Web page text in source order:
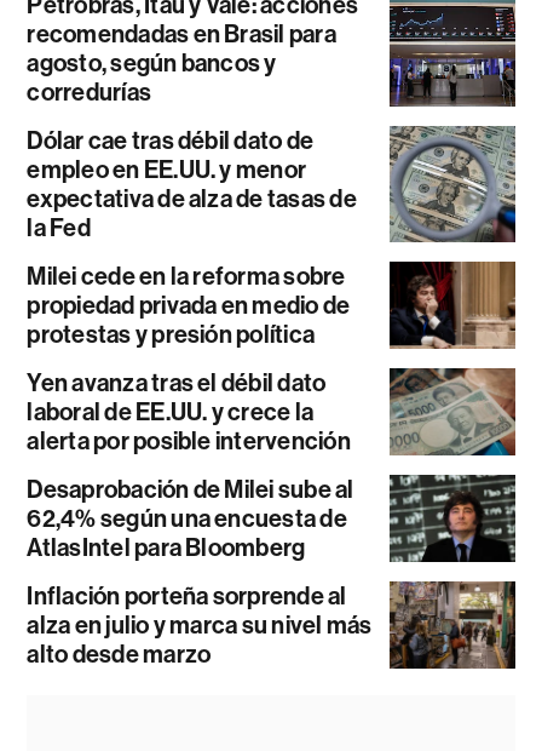
recomendadas en Brasil para
agosto, según bancos y
corredurías
Dólar cae tras débil dato de
empleo en EE.UU. y menor
expectativa de alza de tasas de
la Fed
Milei cede en la reforma sobre
propiedad privada en medio de
protestas y presión política
Yen avanza tras el débil dato
laboral de EE.UU. y crece la
alerta por posible intervención
Desaprobación de Milei sube al
62,4% según una encuesta de
AtlasIntel para Bloomberg
Inflación porteña sorprende al
alza en julio y marca su nivel más
alto desde marzo